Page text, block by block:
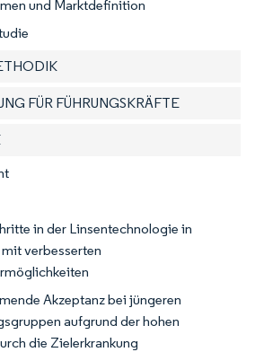
und Marktdefinition
FÜR FÜHRUNGSKRÄFTE
in der Linsentechnologie in
verbesserten
Akzeptanz bei jüngeren
aufgrund der hohen
die Zielerkrankung